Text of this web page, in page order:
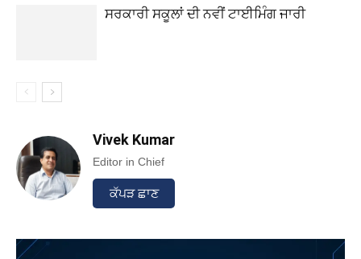
ਸਰਕਾਰੀ ਸਕੂਲਾਂ ਦੀ ਨਵੀਂ ਟਾਈਮਿੰਗ ਜਾਰੀ
Vivek Kumar
Editor in Chief
ਕੱਪੜ ਛਾਣ